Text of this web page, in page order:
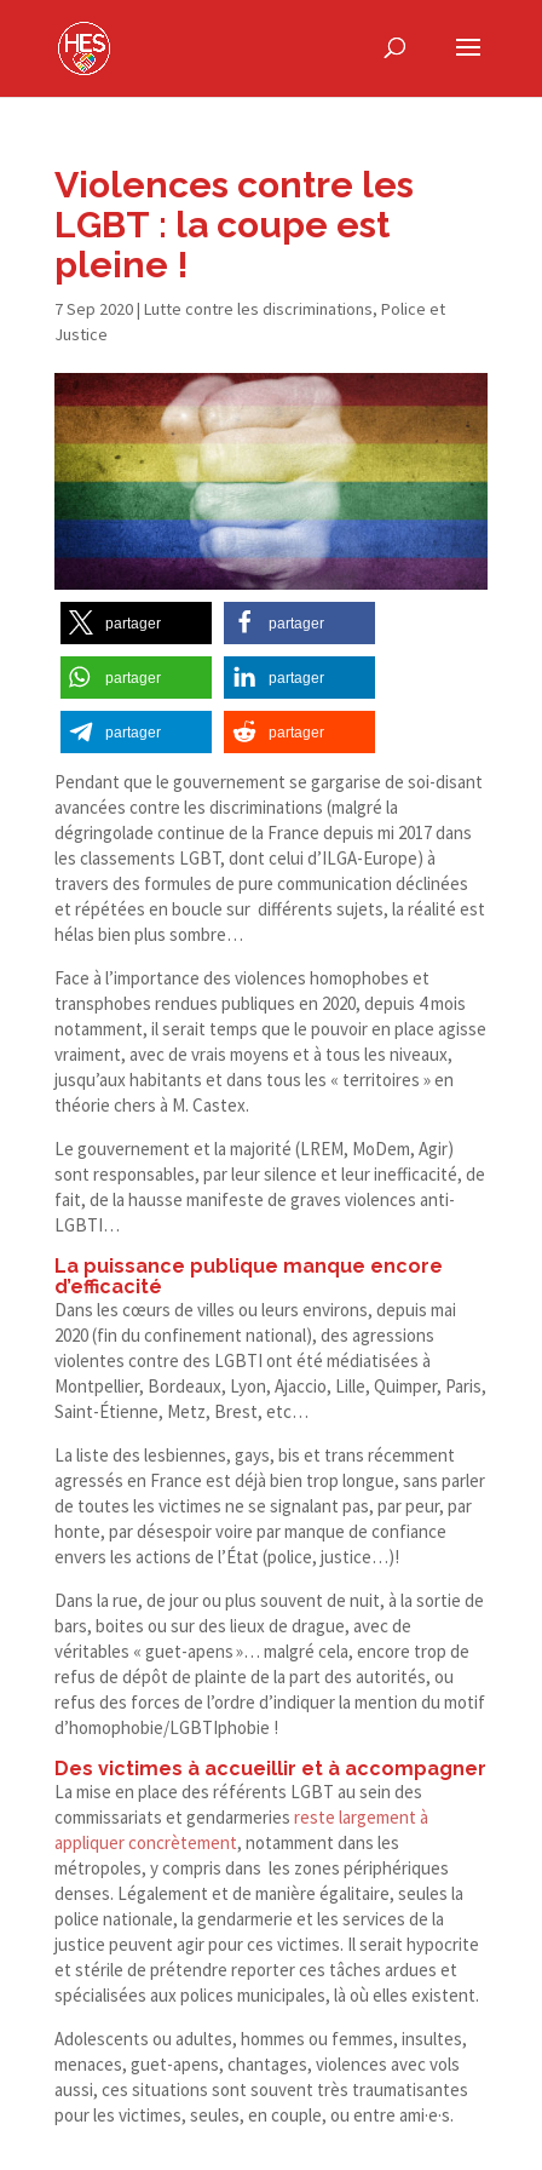
Violences contre les
LGBT : la coupe est
pleine !
7 Sep 2020| Lutte contre les discriminations, Police et
Justice
partager partager
partager partager
partager partager
Pendant que le gouvernement se gargarise de soi-​disant
avancées contre les discriminations (malgré la
dégringolade continue de la France depuis mi 2017 dans
les classements LGBT, dont celui d’ILGA-Europe) à
travers des formules de pure communication déclinées
et répétées en boucle sur différents sujets, la réalité est
hélas bien plus sombre…
Face à l’importance des violences homophobes et
transphobes rendues publiques en 2020, depuis 4 mois
notamment, il serait temps que le pouvoir en place agisse
vraiment, avec de vrais moyens et à tous les niveaux,
jusqu’aux habitants et dans tous les « territoires » en
théorie chers à M. Castex.
Le gouvernement et la majorité (LREM, MoDem, Agir)
sont responsables, par leur silence et leur inefficacité, de
fait, de la hausse manifeste de graves violences anti-
LGBTI…
La puissance publique manque encore
d’efficacité
Dans les cœurs de villes ou leurs environs, depuis mai
2020 (fin du confinement national), des agressions
violentes contre des LGBTI ont été médiatisées à
Montpellier, Bordeaux, Lyon, Ajaccio, Lille, Quimper, Paris,
Saint-​Étienne, Metz, Brest, etc…
La liste des lesbiennes, gays, bis et trans récemment
agressés en France est déjà bien trop longue, sans parler
de toutes les victimes ne se signalant pas, par peur, par
honte, par désespoir voire par manque de confiance
envers les actions de l’État (police, justice…)!
Dans la rue, de jour ou plus souvent de nuit, à la sortie de
bars, boites ou sur des lieux de drague, avec de
véritables « guet-​apens »… malgré cela, encore trop de
refus de dépôt de plainte de la part des autorités, ou
refus des forces de l’ordre d’indiquer la mention du motif
d’homophobie/LGBTIphobie !
Des victimes à accueillir et à accompagner
La mise en place des référents LGBT au sein des
commissariats et gendarmeries reste largement à
appliquer concrètement, notamment dans les
métropoles, y compris dans les zones périphériques
denses. Légalement et de manière égalitaire, seules la
police nationale, la gendarmerie et les services de la
justice peuvent agir pour ces victimes. Il serait hypocrite
et stérile de prétendre reporter ces tâches ardues et
spécialisées aux polices municipales, là où elles existent.
Adolescents ou adultes, hommes ou femmes, insultes,
menaces, guet-​apens, chantages, violences avec vols
aussi, ces situations sont souvent très traumatisantes
pour les victimes, seules, en couple, ou entre ami·e·s.